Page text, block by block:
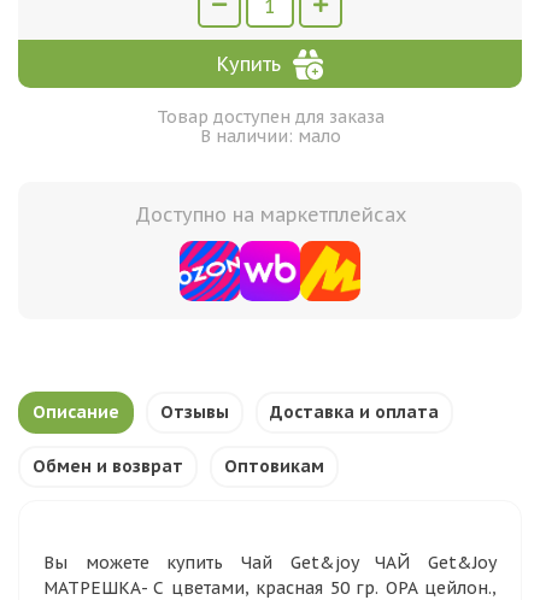
Купить
Товар доступен для заказа
В наличии: мало
Доступно на маркетплейсах
Описание Отзывы Доставка и оплата
Обмен и возврат Оптовикам
Вы можете купить Чай Get&joy ЧАЙ Get&Joy
МАТРЕШКА- С цветами, красная 50 гр. ОРА цейлон.,